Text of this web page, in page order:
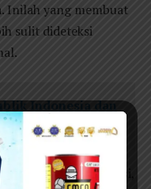
Inilah yang membuat
sulit dideteksi
Indonesia dan
telah dideklasifikasi,